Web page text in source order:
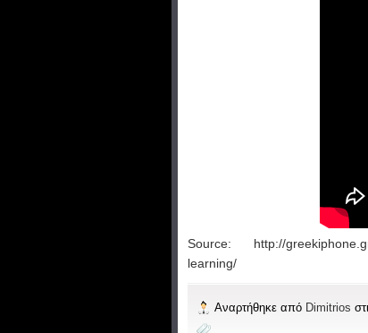
Source: http://greekiphone.gr/
learning/
Αναρτήθηκε από Dimitrios